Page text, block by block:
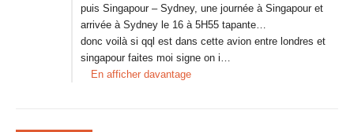
puis Singapour – Sydney, une journée à Singapour et
arrivée à Sydney le 16 à 5H55 tapante…
donc voilà si qql est dans cette avion entre londres et
singapour faites moi signe on i…
En afficher davantage